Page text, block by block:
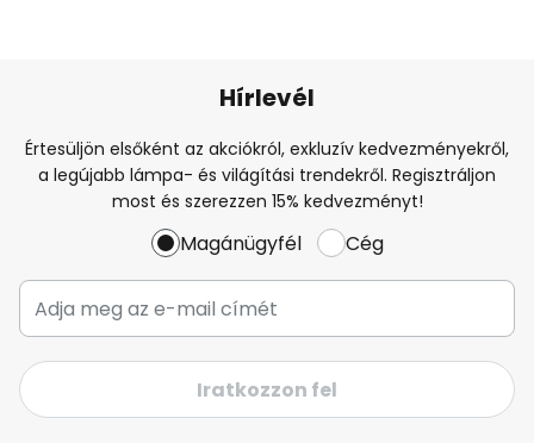
Hírlevél
Értesüljön elsőként az akciókról, exkluzív kedvezményekről,
a legújabb lámpa- és világítási trendekről. Regisztráljon
most és szerezzen 15% kedvezményt!
Magánügyfél Cég
Iratkozzon fel